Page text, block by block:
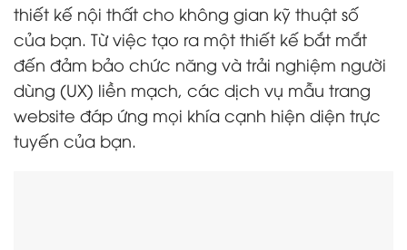
thiết kế nội thất cho không gian kỹ thuật số
của bạn. Từ việc tạo ra một thiết kế bắt mắt
đến đảm bảo chức năng và trải nghiệm người
dùng (UX) liền mạch, các dịch vụ mẫu trang
website đáp ứng mọi khía cạnh hiện diện trực
tuyến của bạn.